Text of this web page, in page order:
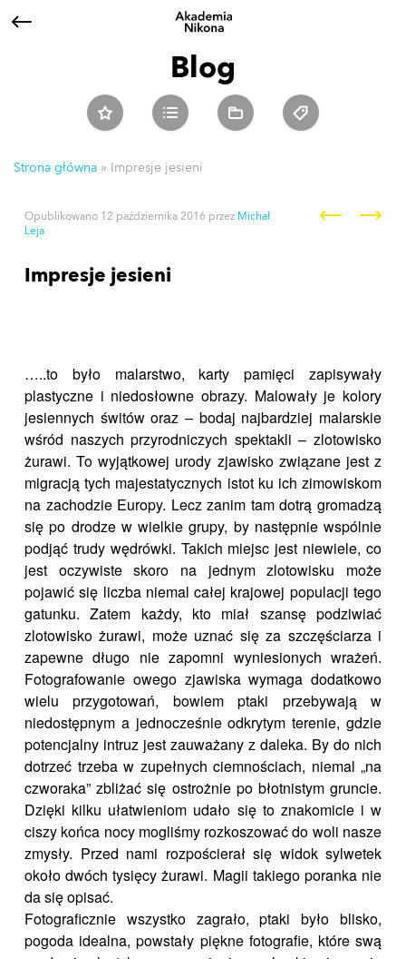
Blog
Strona główna » Impresje jesieni
Nawigacja po wpisach
Impresje jesieni
Opublikowano 12 października 2016 przez Michał
Leja
…..to było malarstwo, karty pamięci zapisywały
plastyczne i niedosłowne obrazy. Malowały je kolory
jesiennych świtów oraz – bodaj najbardziej malarskie
wśród naszych przyrodniczych spektakli – zlotowisko
żurawi. To wyjątkowej urody zjawisko związane jest z
migracją tych majestatycznych istot ku ich zimowiskom
na zachodzie Europy. Lecz zanim tam dotrą gromadzą
się po drodze w wielkie grupy, by następnie wspólnie
podjąć trudy wędrówki. Takich miejsc jest niewiele, co
jest oczywiste skoro na jednym zlotowisku może
pojawić się liczba niemal całej krajowej populacji tego
gatunku. Zatem każdy, kto miał szansę podziwiać
zlotowisko żurawi, może uznać się za szczęściarza i
zapewne długo nie zapomni wyniesionych wrażeń.
Fotografowanie owego zjawiska wymaga dodatkowo
wielu przygotowań, bowiem ptaki przebywają w
niedostępnym a jednocześnie odkrytym terenie, gdzie
potencjalny intruz jest zauważany z daleka. By do nich
dotrzeć trzeba w zupełnych ciemnościach, niemal „na
czworaka” zbliżać się ostrożnie po błotnistym gruncie.
Dzięki kilku ułatwieniom udało się to znakomicie i w
ciszy końca nocy mogliśmy rozkoszować do woli nasze
zmysły. Przed nami rozpościerał się widok sylwetek
około dwóch tysięcy żurawi. Magii takiego poranka nie
da się opisać.
Fotograficznie wszystko zagrało, ptaki było blisko,
pogoda idealna, powstały piękne fotografie, które swą